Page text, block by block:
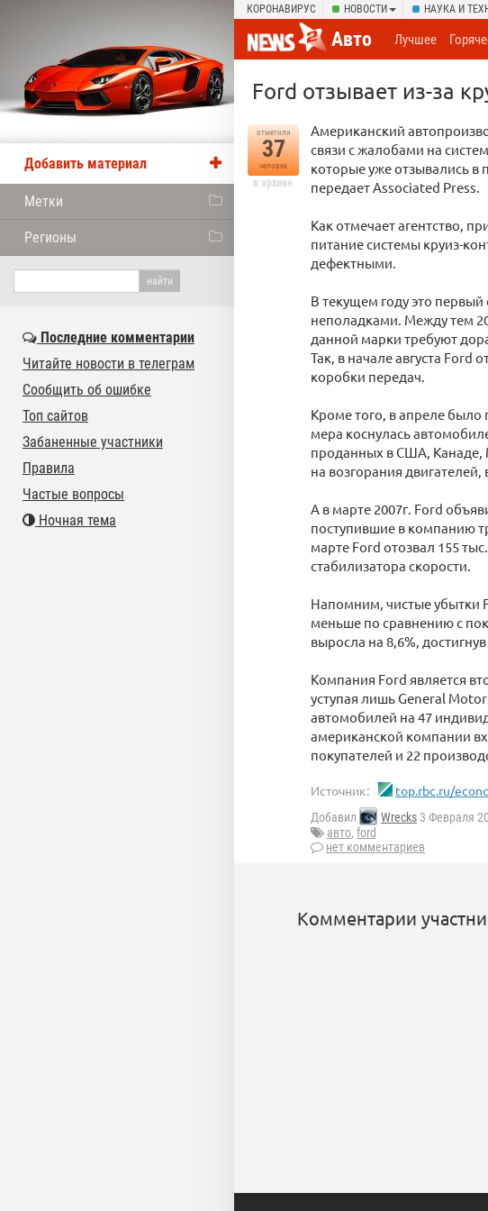
КОРОНАВИРУС НОВОСТИ НАУКА И
Авто Лучшее
Ford отзывает из-за
отметили
37
человек
в архиве
Американский
связи с жалобами на
которые уже отзывались в
передает Associated Press.
Как отмечает агентство,
питание системы круиз-
дефектными.
В текущем году это первый
неполадками. Между тем
данной марки требуют
Так, в начале августа Ford
коробки передач.
Кроме того, в апреле было
мера коснулась
проданных в США, Канаде,
на возгорания
А в марте 2007г. Ford
поступившие в компанию
марте Ford отозвал 155
стабилизатора скорости.
Напомним, чистые убытки
меньше по сравнению с
выросла на 8,6%,
Компания Ford является
уступая лишь General
автомобилей на 47
американской компании
покупателей и 22
Источник: top.rbc.ru/
Добавил Wrecks 3 Февраля
авто, ford
нет комментариев
Комментарии
Добавить материал
Метки
Регионы
Последние комментарии
Читайте новости в телеграм
Сообщить об ошибке
Топ сайтов
Забаненные участники
Правила
Частые вопросы
Ночная тема